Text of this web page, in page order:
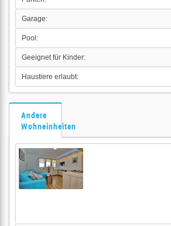
Garage:
Pool:
Geeignet für Kinder:
Haustiere erlaubt:
Andere
Wohneinheiten